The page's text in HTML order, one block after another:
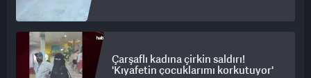
Çarşaflı kadına çirkin saldırı!
'Kıyafetin çocuklarımı korkutuyor'